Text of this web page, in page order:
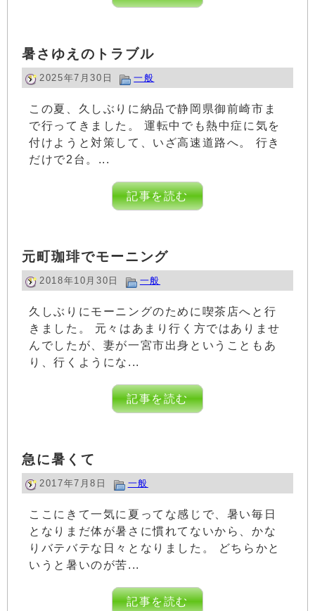
暑さゆえのトラブル
2025年7月30日 一般
この夏、久しぶりに納品で静岡県御前崎市ま
で行ってきました。 運転中でも熱中症に気を
付けようと対策して、いざ高速道路へ。 行き
だけで2台。...
記事を読む
元町珈琲でモーニング
2018年10月30日 一般
久しぶりにモーニングのために喫茶店へと行
きました。 元々はあまり行く方ではありませ
んでしたが、妻が一宮市出身ということもあ
り、行くようにな...
記事を読む
急に暑くて
2017年7月8日 一般
ここにきて一気に夏ってな感じで、暑い毎日
となりまだ体が暑さに慣れてないから、かな
りバテバテな日々となりました。 どちらかと
いうと暑いのが苦...
記事を読む